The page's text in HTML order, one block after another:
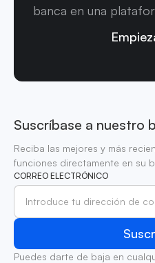
banca en una
Suscríbase a nuestro
Reciba las mejores y más
funciones directamente en su
CORREO ELECTRÓNICO
Puedes darte de baja en